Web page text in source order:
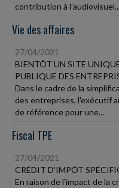
contribution à l'audiovisuel...
Vie des affaires
27/04/2021
BIENTÔT UN SITE
PUBLIQUE DES
Dans le cadre de la
des entreprises, l'exécutif
de référence pour une...
Fiscal TPE
27/04/2021
CRÉDIT D'IMPÔT
En raison de l'impact de la